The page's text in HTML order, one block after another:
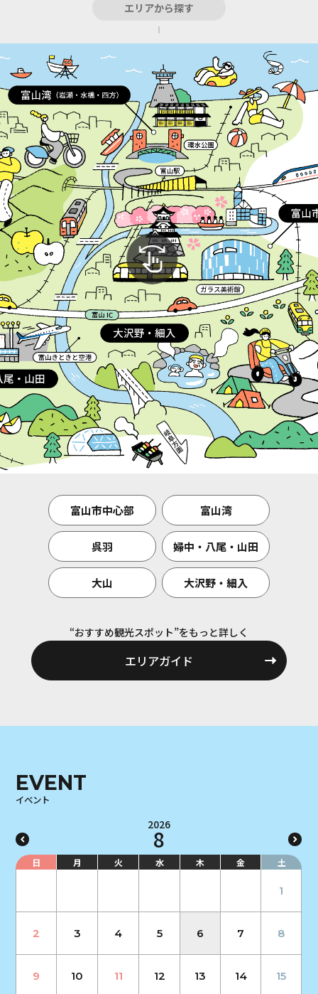
エリアから探す
富山市中心部 富山湾
呉羽 婦中・八尾・山田
大山 大沢野・細入
“おすすめ観光スポット”をもっと詳しく
エリアガイド
イベント
EVENT
2026
8
日 月 火 水 木 金 土
1
2 3 4 5 6 7 8
9 10 11 12 13 14 15